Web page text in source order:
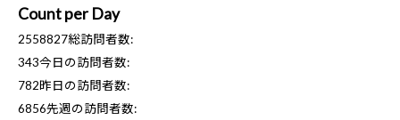
Count per Day
2558827総訪問者数:
343今日の訪問者数:
782昨日の訪問者数:
6856先週の訪問者数: